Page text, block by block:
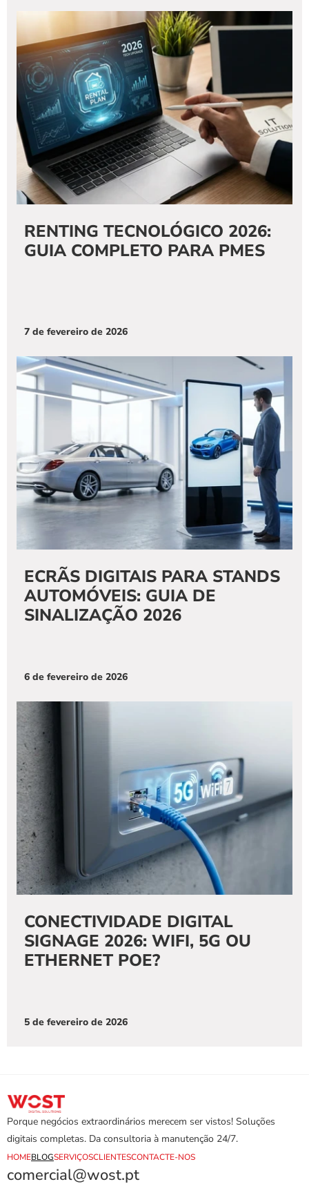
RENTING TECNOLÓGICO 2026:
GUIA COMPLETO PARA PMES
7 de fevereiro de 2026
ECRÃS DIGITAIS PARA STANDS
AUTOMÓVEIS: GUIA DE
SINALIZAÇÃO 2026
6 de fevereiro de 2026
CONECTIVIDADE DIGITAL
SIGNAGE 2026: WIFI, 5G OU
ETHERNET POE?
5 de fevereiro de 2026
Porque negócios extraordinários merecem ser vistos! Soluções
digitais completas. Da consultoria à manutenção 24/7.
HOMEBLOGSERVIÇOSCLIENTESCONTACTE-NOS
comercial@wost.pt